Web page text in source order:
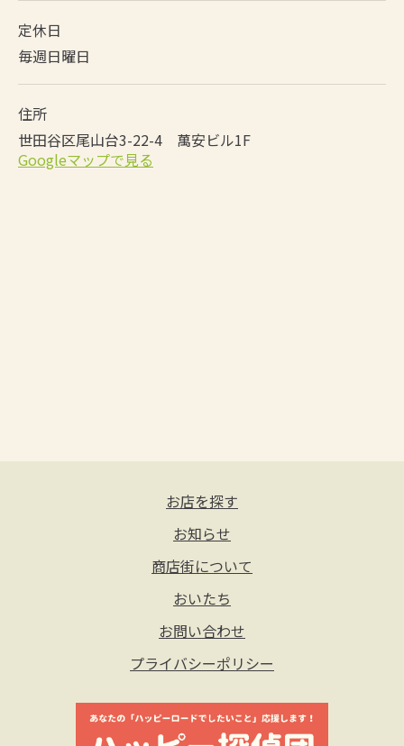
定休日
毎週日曜日
住所
世田谷区尾山台3-22-4 萬安ビル1F
Googleマップで見る
お店を探す
お知らせ
商店街について
おいたち
お問い合わせ
プライバシーポリシー